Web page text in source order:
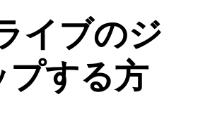
イブのジ
する方